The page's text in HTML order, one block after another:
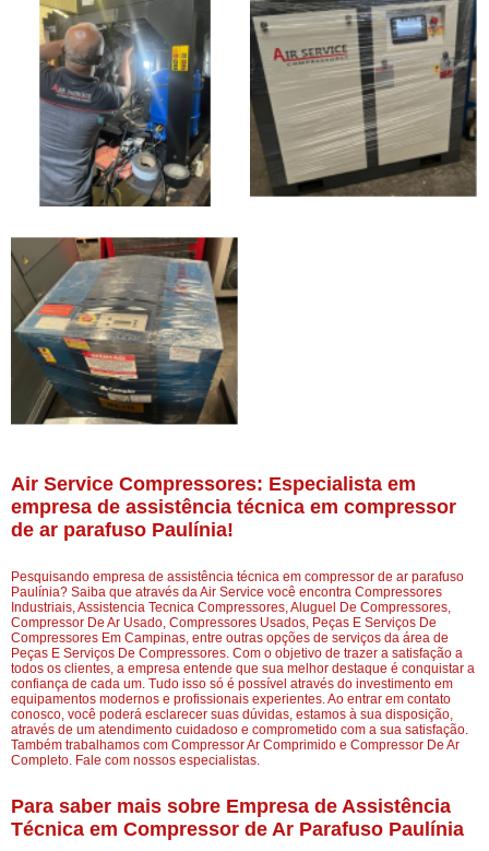
Air Service Compressores: Especialista em
empresa de assistência técnica em compressor
de ar parafuso Paulínia!
Pesquisando empresa de assistência técnica em compressor de ar parafuso
Paulínia? Saiba que através da Air Service você encontra Compressores
Industriais, Assistencia Tecnica Compressores, Aluguel De Compressores,
Compressor De Ar Usado, Compressores Usados, Peças E Serviços De
Compressores Em Campinas, entre outras opções de serviços da área de
Peças E Serviços De Compressores. Com o objetivo de trazer a satisfação a
todos os clientes, a empresa entende que sua melhor destaque é conquistar a
confiança de cada um. Tudo isso só é possível através do investimento em
equipamentos modernos e profissionais experientes. Ao entrar em contato
conosco, você poderá esclarecer suas dúvidas, estamos à sua disposição,
através de um atendimento cuidadoso e comprometido com a sua satisfação.
Também trabalhamos com Compressor Ar Comprimido e Compressor De Ar
Completo. Fale com nossos especialistas.
Para saber mais sobre Empresa de Assistência
Técnica em Compressor de Ar Parafuso Paulínia